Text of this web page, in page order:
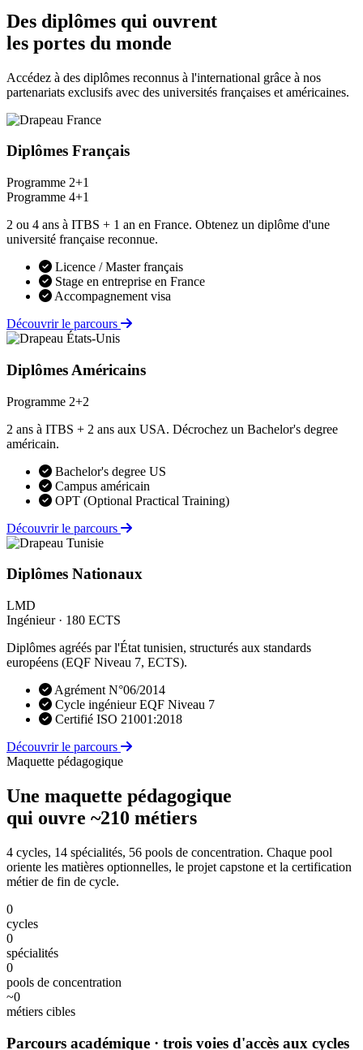
Des diplômes qui ouvrent
les portes du monde
Accédez à des diplômes reconnus à l'international grâce à nos
partenariats exclusifs avec des universités françaises et américaines.
Diplômes Français
Programme 2+1
Programme 4+1
2 ou 4 ans à ITBS + 1 an en France. Obtenez un diplôme d'une
université française reconnue.
Licence / Master français
Stage en entreprise en France
Accompagnement visa
Découvrir le parcours
Diplômes Américains
Programme 2+2
2 ans à ITBS + 2 ans aux USA. Décrochez un Bachelor's degree
américain.
Bachelor's degree US
Campus américain
OPT (Optional Practical Training)
Découvrir le parcours
Diplômes Nationaux
LMD
Ingénieur · 180 ECTS
Diplômes agréés par l'État tunisien, structurés aux standards
européens (EQF Niveau 7, ECTS).
Agrément N°06/2014
Cycle ingénieur EQF Niveau 7
Certifié ISO 21001:2018
Découvrir le parcours
Maquette pédagogique
Une maquette pédagogique
qui ouvre ~210 métiers
4 cycles, 14 spécialités, 56 pools de concentration. Chaque pool
oriente les matières optionnelles, le projet capstone et la certification
métier de fin de cycle.
0
cycles
0
spécialités
0
pools de concentration
~0
métiers cibles
Parcours académique · trois voies d'accès aux cycles